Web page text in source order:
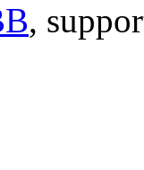
,